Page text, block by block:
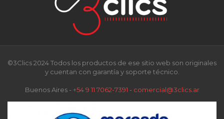
©3Clics 2024 Todos los productos de ese sitio web son originales
y cuentan con garantía y soporte técnico.
Buenos Aires - +54 9 11 7062-7391 - comercial@3clics.ar